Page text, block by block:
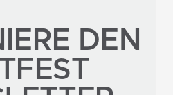
DEN